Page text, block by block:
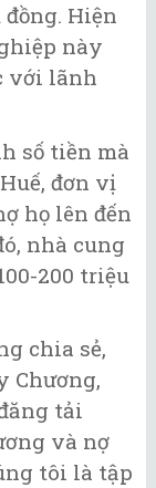
Hiện
này
với lãnh
số tiền mà
đơn vị
họ lên đến
nhà cung
200 triệu
chia sẻ,
Chương,
tải
và nợ
tôi là tập